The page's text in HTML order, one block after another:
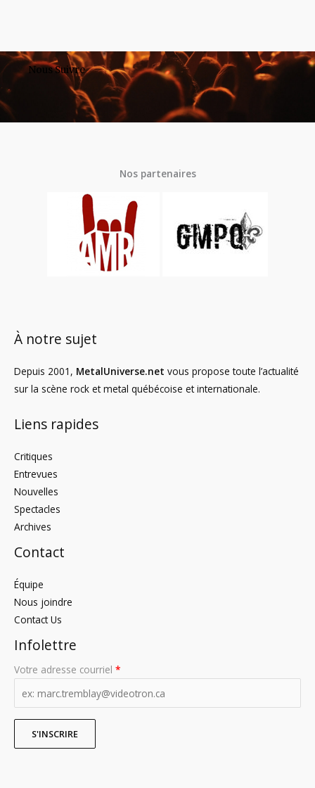
Nous Suivre
Nos partenaires
À notre sujet
Depuis 2001, MetalUniverse.net vous propose toute l’actualité
sur la scène rock et metal québécoise et internationale.
Liens rapides
Critiques
Entrevues
Nouvelles
Spectacles
Archives
Contact
Équipe
Nous joindre
Contact Us
Infolettre
Votre adresse courriel *